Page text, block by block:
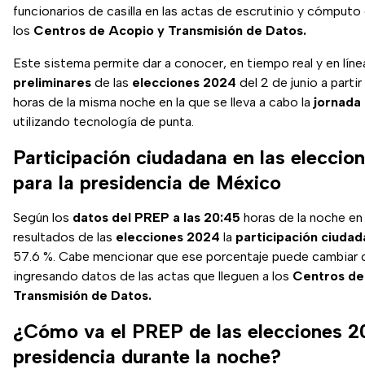
funcionarios de casilla en las actas de escrutinio y cómputo
los Centros de Acopio y Transmisión de Datos.
Este sistema permite dar a conocer, en tiempo real y en
preliminares de las elecciones 2024 del 2 de junio a
horas de la misma noche en la que se lleva a cabo la
utilizando tecnología de punta.
Participación ciudadana en las
para la presidencia de México
Según los datos del PREP a las 20:45 horas de la noche
resultados de las elecciones 2024 la participación
57.6 %. Cabe mencionar que ese porcentaje puede cambiar
ingresando datos de las actas que lleguen a los Centros
Transmisión de Datos.
¿Cómo va el PREP de las elecciones
presidencia durante la noche?